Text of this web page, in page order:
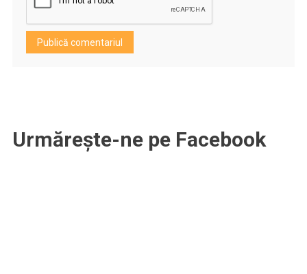
Urmărește-ne pe Facebook